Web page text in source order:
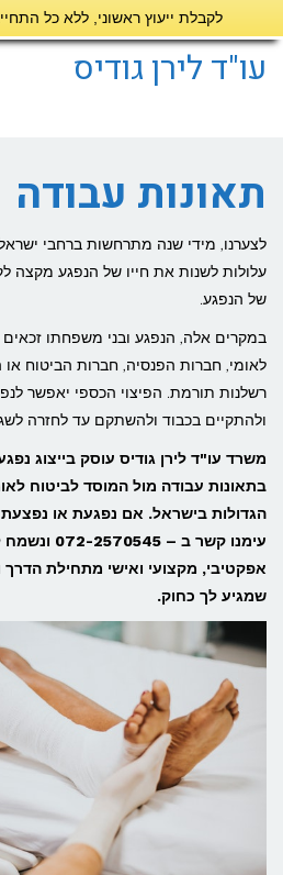
לקבלת ייעוץ ראשוני, ללא כל
לתוכןעו"ד לירן גודיס
תאונות עבודה
לצערנו, מידי שנה מתרחשות ברחבי
עלולות לשנות את חייו של הנפגע מקצה
של הנפגע.
במקרים אלה, הנפגע ובני משפחתו זכאים
לאומי, חברות הפנסיה, חברות הביטוח
רשלנות תורמת. הפיצוי הכספי יאפשר
ולהתקיים בכבוד ולהשתקם עד לחזרה
משרד עו"ד לירן גודיס עוסק בייצוג
בתאונות עבודה מול המוסד לביטוח
הגדולות בישראל. אם נפגעת או נפצעת
עימנו קשר ב
אפקטיבי, מקצועי ואישי מתחילת הדרך
שמגיע לך כחוק.